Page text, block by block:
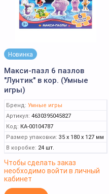
Новинка
Макси-пазл 6 пазлов
"Лунтик" в кор. (Умные
игры)
Бренд: Умные игры
Артикул: 4630395045827
Код: КА-00104787
Размер упаковки: 35 x 180 x 127 мм
В коробке: 24 шт.
Чтобы сделать заказ
необходимо войти в личный
кабинет